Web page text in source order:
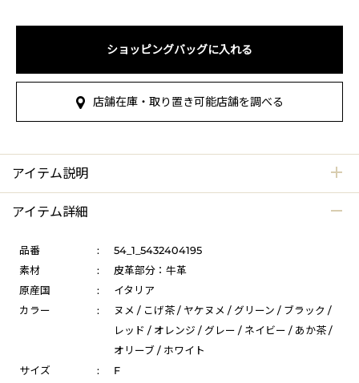
ショッピングバッグに入れる
店舗在庫・取り置き可能店舗を調べる
アイテム説明
アイテム詳細
品番 :
54_1_5432404195
素材
:
皮革部分：牛革
原産国
:
イタリア
カラー
:
ヌメ / こげ茶 / ヤケヌメ / グリーン / ブラック /
レッド / オレンジ / グレー / ネイビー / あか茶 /
オリーブ / ホワイト
サイズ
:
F